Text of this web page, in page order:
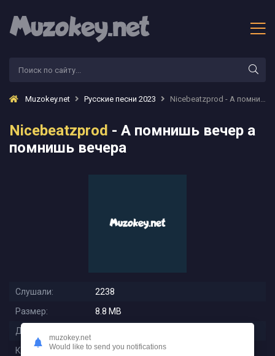
Muzokey.net Русские песни 2023 Nicebeatzprod - А помнишь вечер а помнишь вечера
Nicebeatzprod - А помнишь вечер а
помнишь вечера
Слушали:
2238
Размер:
8.8 MB
Длительность:
Качество:
320 kbps
muzokey.net
Would like to send you notifications